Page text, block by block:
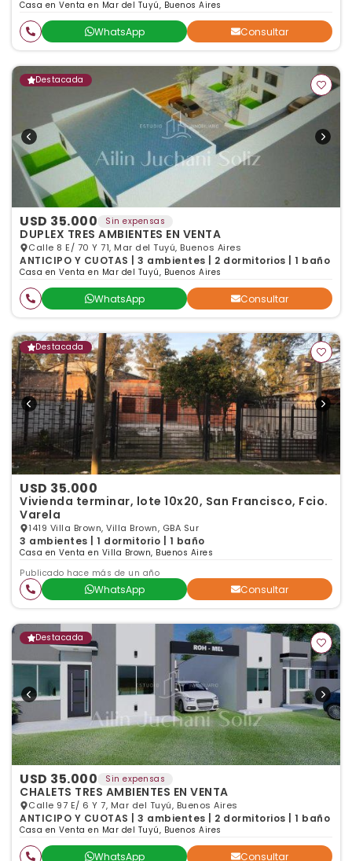
Casa en Venta en Mar del Tuyú, Buenos Aires
WhatsApp Consultar
Destacada
USD 35.000 Sin expensas
DUPLEX TRES AMBIENTES EN VENTA
Calle 8 E/ 70 Y 71, Mar del Tuyú, Buenos Aires
ANTICIPO Y CUOTAS | 3 ambientes | 2 dormitorios | 1 baño
Casa en Venta en Mar del Tuyú, Buenos Aires
WhatsApp Consultar
Destacada
USD 35.000
Vivienda terminar, lote 10x20, San Francisco, Fcio.
Varela
1419 Villa Brown, Villa Brown, GBA Sur
3 ambientes | 1 dormitorio | 1 baño
Casa en Venta en Villa Brown, Buenos Aires
Publicado hace más de un año
WhatsApp Consultar
Destacada
USD 35.000 Sin expensas
CHALETS TRES AMBIENTES EN VENTA
Calle 97 E/ 6 Y 7, Mar del Tuyú, Buenos Aires
ANTICIPO Y CUOTAS | 3 ambientes | 2 dormitorios | 1 baño
Casa en Venta en Mar del Tuyú, Buenos Aires
WhatsApp Consultar